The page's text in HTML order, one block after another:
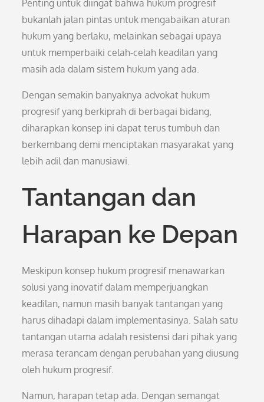
Penting untuk diingat bahwa hukum progresif
bukanlah jalan pintas untuk mengabaikan aturan
hukum yang berlaku, melainkan sebagai upaya
untuk memperbaiki celah-celah keadilan yang
masih ada dalam sistem hukum yang ada.
Dengan semakin banyaknya advokat hukum
progresif yang berkiprah di berbagai bidang,
diharapkan konsep ini dapat terus tumbuh dan
berkembang demi menciptakan masyarakat yang
lebih adil dan manusiawi.
Tantangan dan
Harapan ke Depan
Meskipun konsep hukum progresif menawarkan
solusi yang inovatif dalam memperjuangkan
keadilan, namun masih banyak tantangan yang
harus dihadapi dalam implementasinya. Salah satu
tantangan utama adalah resistensi dari pihak yang
merasa terancam dengan perubahan yang diusung
oleh hukum progresif.
Namun, harapan tetap ada. Dengan semangat